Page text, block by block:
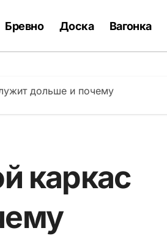
Бревно Доска Вагонка
дольше и почему
каркас